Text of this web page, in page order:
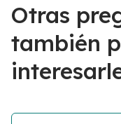
Otras
también